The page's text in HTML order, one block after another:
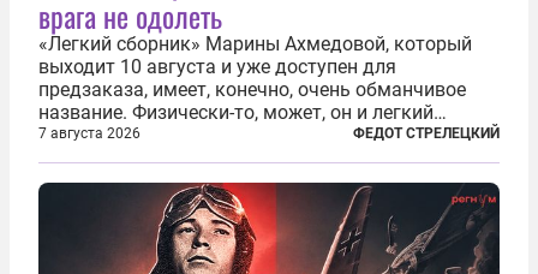
врага не одолеть
«Легкий сборник» Марины Ахмедовой, который
выходит 10 августа и уже доступен для
предзаказа, имеет, конечно, очень обманчивое
название. Физически-то, может, он и легкий
относительно. Но метафизически —
безотносительно тяжелый. Десять рассказов,
каждый из которых напрямую или косвенно (в
основном —...
7 августа 2026 ФЕДОТ СТРЕЛЕЦКИЙ